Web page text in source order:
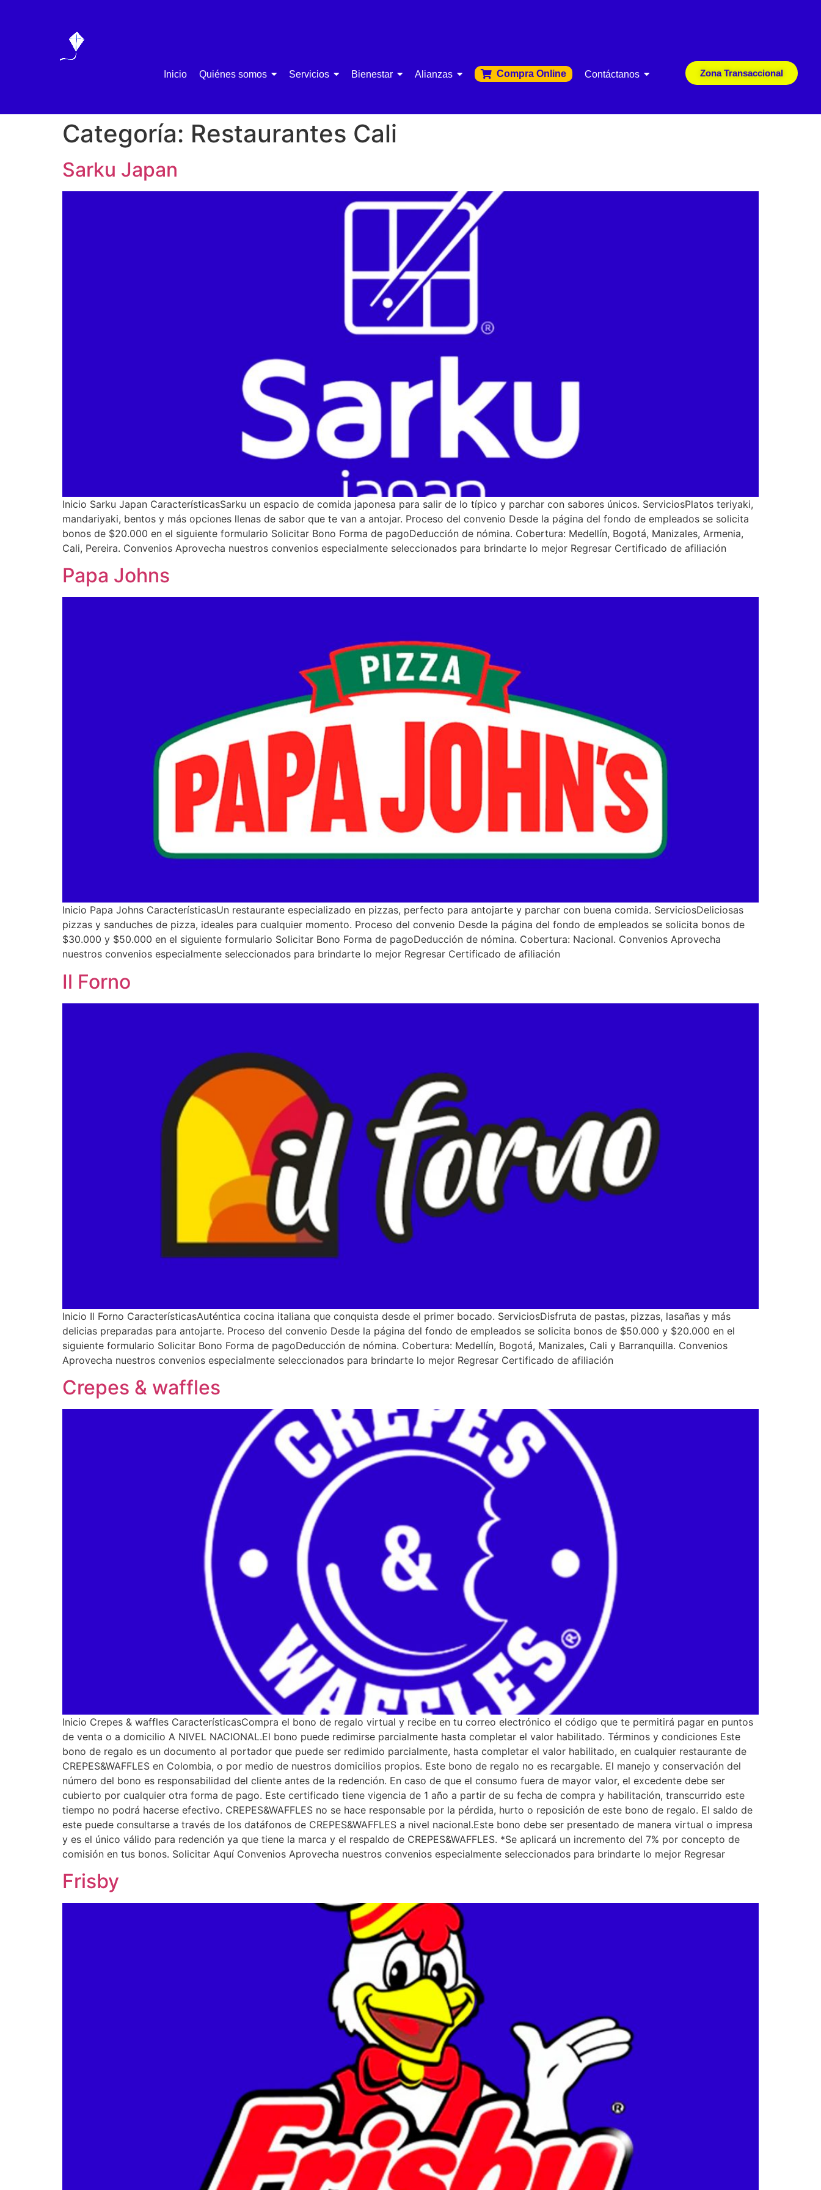
Inicio Quiénes somos Servicios Bienestar Alianzas Compra Online Contáctanos Zona Transaccional
Categoría: Restaurantes Cali
Sarku Japan
Inicio Sarku Japan CaracterísticasSarku un espacio de comida japonesa para salir de lo típico y parchar con sabores únicos. ServiciosPlatos teriyaki,
mandariyaki, bentos y más opciones llenas de sabor que te van a antojar. Proceso del convenio Desde la página del fondo de empleados se solicita
bonos de $20.000 en el siguiente formulario Solicitar Bono Forma de pagoDeducción de nómina. Cobertura: Medellín, Bogotá, Manizales, Armenia,
Cali, Pereira. Convenios Aprovecha nuestros convenios especialmente seleccionados para brindarte lo mejor Regresar Certificado de afiliación
Papa Johns
Inicio Papa Johns CaracterísticasUn restaurante especializado en pizzas, perfecto para antojarte y parchar con buena comida. ServiciosDeliciosas
pizzas y sanduches de pizza, ideales para cualquier momento. Proceso del convenio Desde la página del fondo de empleados se solicita bonos de
$30.000 y $50.000 en el siguiente formulario Solicitar Bono Forma de pagoDeducción de nómina. Cobertura: Nacional. Convenios Aprovecha
nuestros convenios especialmente seleccionados para brindarte lo mejor Regresar Certificado de afiliación
Il Forno
Inicio Il Forno CaracterísticasAuténtica cocina italiana que conquista desde el primer bocado. ServiciosDisfruta de pastas, pizzas, lasañas y más
delicias preparadas para antojarte. Proceso del convenio Desde la página del fondo de empleados se solicita bonos de $50.000 y $20.000 en el
siguiente formulario Solicitar Bono Forma de pagoDeducción de nómina. Cobertura: Medellín, Bogotá, Manizales, Cali y Barranquilla. Convenios
Aprovecha nuestros convenios especialmente seleccionados para brindarte lo mejor Regresar Certificado de afiliación
Crepes & waffles
Inicio Crepes & waffles CaracterísticasCompra el bono de regalo virtual y recibe en tu correo electrónico el código que te permitirá pagar en puntos
de venta o a domicilio A NIVEL NACIONAL.El bono puede redimirse parcialmente hasta completar el valor habilitado. Términos y condiciones Este
bono de regalo es un documento al portador que puede ser redimido parcialmente, hasta completar el valor habilitado, en cualquier restaurante de
CREPES&WAFFLES en Colombia, o por medio de nuestros domicilios propios. Este bono de regalo no es recargable. El manejo y conservación del
número del bono es responsabilidad del cliente antes de la redención. En caso de que el consumo fuera de mayor valor, el excedente debe ser
cubierto por cualquier otra forma de pago. Este certificado tiene vigencia de 1 año a partir de su fecha de compra y habilitación, transcurrido este
tiempo no podrá hacerse efectivo. CREPES&WAFFLES no se hace responsable por la pérdida, hurto o reposición de este bono de regalo. El saldo de
este puede consultarse a través de los datáfonos de CREPES&WAFFLES a nivel nacional.Este bono debe ser presentado de manera virtual o impresa
y es el único válido para redención ya que tiene la marca y el respaldo de CREPES&WAFFLES. *Se aplicará un incremento del 7% por concepto de
comisión en tus bonos. Solicitar Aquí Convenios Aprovecha nuestros convenios especialmente seleccionados para brindarte lo mejor Regresar
Frisby